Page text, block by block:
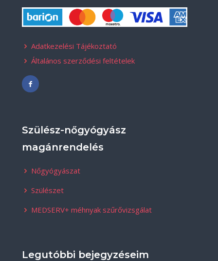
Adatkezelési Tájékoztató
Általános szerződési feltételek
Szülész-nőgyógyász
magánrendelés
Nőgyógyászat
Szülészet
MEDSERV+ méhnyak szűrővizsgálat
Legutóbbi bejegyzéseim